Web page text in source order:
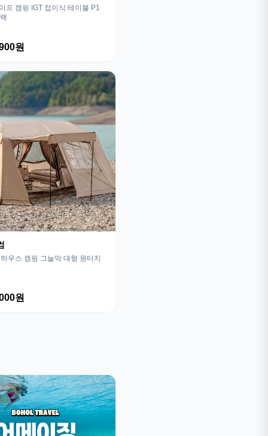
프 캠핑 IGT 접이식 테이블 P1
원
우스 캠핑 그늘막 대형 원터치
원